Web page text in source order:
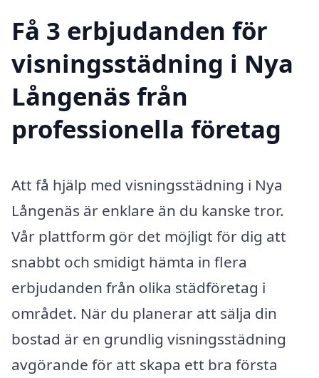
Få 3 erbjudanden för
visningsstädning i Nya
Långenäs från
professionella företag
Att få hjälp med visningsstädning i Nya
Långenäs är enklare än du kanske tror.
Vår plattform gör det möjligt för dig att
snabbt och smidigt hämta in flera
erbjudanden från olika städföretag i
området. När du planerar att sälja din
bostad är en grundlig visningsstädning
avgörande för att skapa ett bra första